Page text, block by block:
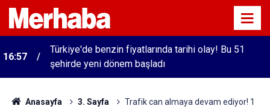
16:57
Türkiye'de benzin fiyatlarında tarihi olay! Bu 51
şehirde yeni dönem başladı
Anasayfa 3. Sayfa
Trafik can almaya devam ediyor! 1